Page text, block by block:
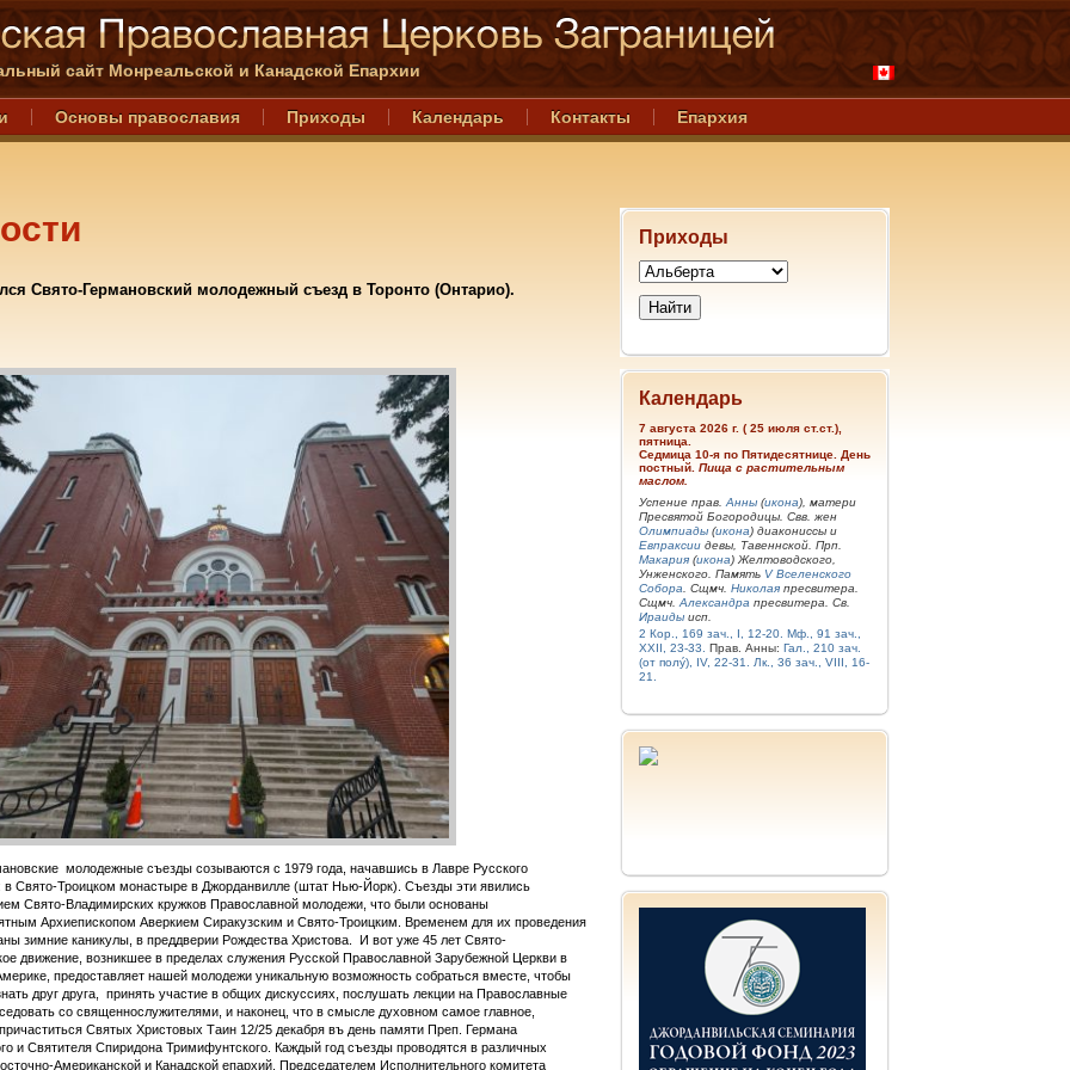
сайт Монреальской и Канадской Епархии
Основы православия Приходы Календарь Контакты Епархия
Приходы
Календарь
7 августа 2026 г. ( 25 июля ст.ст.),
пятница.
Седмица 10-я по Пятидесятнице. День
постный. Пища с растительным
маслом.
Успение прав. Анны (икона), матери
Пресвятой Богородицы. Свв. жен
Олимпиады (икона) диакониссы и
Евпраксии девы, Тавеннской. Прп.
Макария (икона) Желтоводского,
Унженского. Память V Вселенского
Собора . Сщмч. Николая пресвитера.
Сщмч. Александра пресвитера. Св.
Ираиды исп.
2 Кор., 169 зач., I, 12-20. Мф., 91 зач.,
XXII, 23-33.
Прав. Анны: Гал., 210 зач.
(от полу́), IV, 22-31.
Лк., 36 зач., VIII, 16-
21.
Свято-Германовский молодежный съезд в Торонто (Онтарио).
молодежные съезды созываются с 1979 года, начавшись в Лавре Русского
в Свято-Троицком монастыре в Джорданвилле (штат Нью-Йорк). Съезды эти явились
Свято-Владимирских кружков Православной молодежи, что были основаны
Архиепископом Аверкием Сиракузским и Свято-Троицким. Временем для их проведения
зимние каникулы, в преддверии Рождества Христова. И вот уже 45 лет Свято-
движение, возникшее в пределах служения Русской Православной Зарубежной Церкви в
предоставляет нашей молодежи уникальную возможность собраться вместе, чтобы
друг друга, принять участие в общих дискуссиях, послушать лекции на Православные
со священнослужителями, и наконец, что в смысле духовном самое главное,
Святых Христовых Таин 12/25 декабря въ день памяти Прeп. Германа
и Святителя Спиридона Тримифунтского. Каждый год съезды проводятся в различных
Американской и Канадской епархий. Председателем Исполнительного комитета